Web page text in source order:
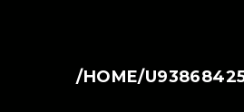
/HOME/